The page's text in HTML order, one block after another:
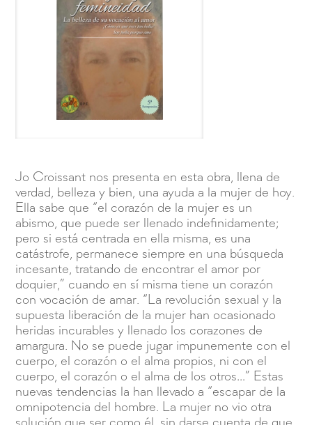
Jo Croissant nos presenta en esta obra, llena de
verdad, belleza y bien, una ayuda a la mujer de hoy.
Ella sabe que “el corazón de la mujer es un
abismo, que puede ser llenado indefinidamente;
pero si está centrada en ella misma, es una
catástrofe, permanece siempre en una búsqueda
incesante, tratando de encontrar el amor por
doquier,” cuando en sí misma tiene un corazón
con vocación de amar. “La revolución sexual y la
supuesta liberación de la mujer han ocasionado
heridas incurables y llenado los corazones de
amargura. No se puede jugar impunemente con el
cuerpo, el corazón o el alma propios, ni con el
cuerpo, el corazón o el alma de los otros…” Estas
nuevas tendencias la han llevado a “escapar de la
omnipotencia del hombre. La mujer no vio otra